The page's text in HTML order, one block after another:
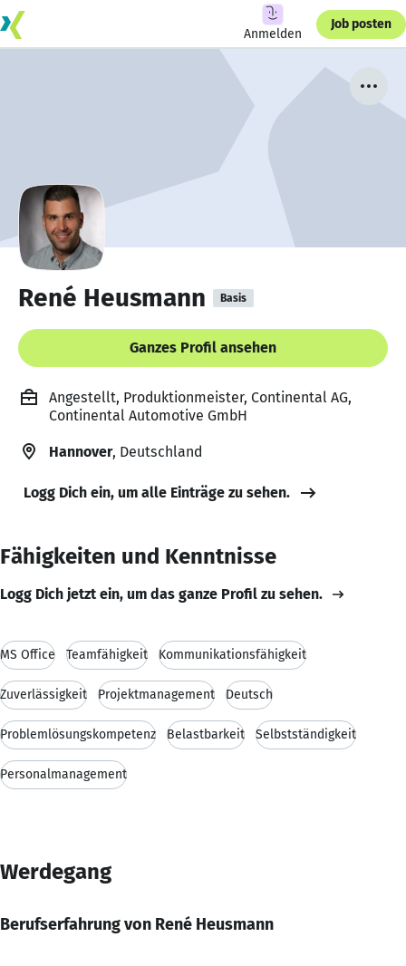
Anmelden
Job posten
René Heusmann Basis
Ganzes Profil ansehen
Angestellt, Produktionmeister, Continental AG,
Continental Automotive GmbH
Hannover, Deutschland
Logg Dich ein, um alle Einträge zu sehen.
Fähigkeiten und Kenntnisse
Logg Dich jetzt ein, um das ganze Profil zu sehen.
MS Office Teamfähigkeit Kommunikationsfähigkeit
Zuverlässigkeit Projektmanagement Deutsch
Problemlösungskompetenz Belastbarkeit Selbstständigkeit
Personalmanagement
Werdegang
Berufserfahrung von René Heusmann